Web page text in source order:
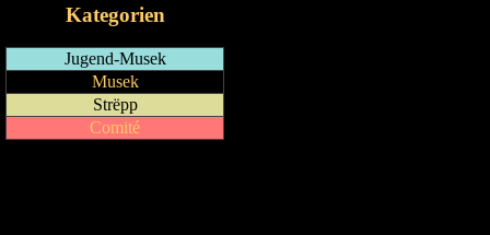
Kategorien
Jugend-Musek
Musek
Strëpp
Comité